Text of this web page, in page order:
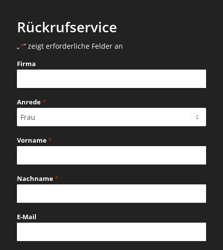
Rückrufservice
„*“ zeigt erforderliche Felder an
Firma
Anrede*
Vorname*
Nachname*
E-Mail